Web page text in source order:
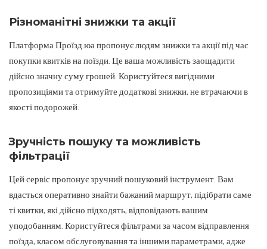
Різноманітні знижки та акції
Платформа Проїзд.юа пропонує людям знижки та акції під час
покупки квитків на поїзди. Це ваша можливість заощадити
дійсно значну суму грошей. Користуйтеся вигідними
пропозиціями та отримуйте додаткові знижки, не втрачаючи в
якості подорожей.
Зручність пошуку та можливість
фільтрації
Цей сервіс пропонує зручний пошуковий інструмент. Вам
вдасться оперативно знайти бажаний маршрут, підібрати саме
ті квитки, які дійсно підходять, відповідають вашим
уподобанням. Користуйтеся фільтрами за часом відправлення
поїзда, класом обслуговування та іншими параметрами, адже